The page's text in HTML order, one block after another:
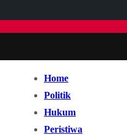
Home
Politik
Hukum
Peristiwa